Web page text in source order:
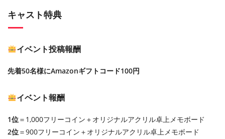
キャスト特典
イベント投稿報酬
先着50名様にAmazonギフトコード100円
イベント報酬
1位＝1,000フリーコイン＋オリジナルアクリル卓上メモボード
2位＝900フリーコイン＋オリジナルアクリル卓上メモボード